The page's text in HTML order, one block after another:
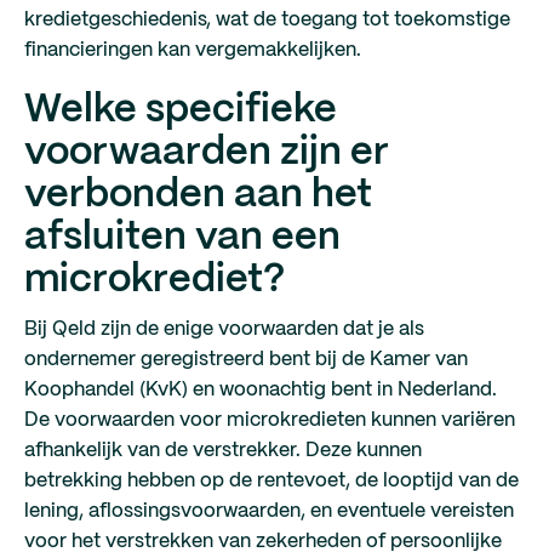
kredietgeschiedenis, wat de toegang tot toekomstige
financieringen kan vergemakkelijken.
Welke specifieke
voorwaarden zijn er
verbonden aan het
afsluiten van een
microkrediet?
Bij Qeld zijn de enige voorwaarden dat je als
ondernemer geregistreerd bent bij de Kamer van
Koophandel (KvK) en woonachtig bent in Nederland.
De voorwaarden voor microkredieten kunnen variëren
afhankelijk van de verstrekker. Deze kunnen
betrekking hebben op de rentevoet, de looptijd van de
lening, aflossingsvoorwaarden, en eventuele vereisten
voor het verstrekken van zekerheden of persoonlijke